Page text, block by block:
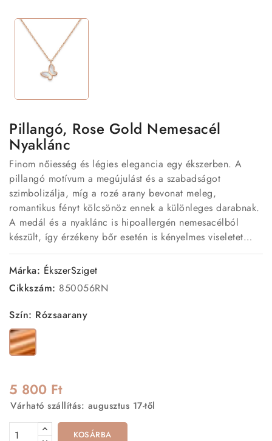
Pillangó, Rose Gold Nemesacél
Nyaklánc
Finom nőiesség és légies elegancia egy ékszerben. A
pillangó motívum a megújulást és a szabadságot
szimbolizálja, míg a rozé arany bevonat meleg,
romantikus fényt kölcsönöz ennek a különleges darabnak.
A medál és a nyaklánc is hipoallergén nemesacélból
készült, így érzékeny bőr esetén is kényelmes viseletet
biztosít. Letisztult, mégis bájos kialakítása miatt tökéletes
választás a mindennapokra és elegáns alkalmakra is.
Márka: ÉkszerSziget
Cikkszám: 850056RN
Szín: Rózsaarany
Rózsaarany
5 800 Ft
Várható szállítás: augusztus 17-től
KOSÁRBA